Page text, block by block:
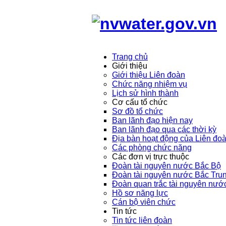
Trang chủ
Giới thiệu
Giới thiệu Liên đoàn
Chức năng nhiệm vụ
Lịch sử hình thành
Cơ cấu tổ chức
Sơ đồ tổ chức
Ban lãnh đạo hiện nay
Ban lãnh đạo qua các thời kỳ
Địa bàn hoạt động của Liên
Các phòng chức năng
Các đơn vị trực thuộc
Đoàn tài nguyên nước Bắc Bộ
Đoàn tài nguyên nước Bắc
Đoàn quan trắc tài nguyên
Hồ sơ năng lực
Cán bộ viên chức
Tin tức
Tin tức liên đoàn